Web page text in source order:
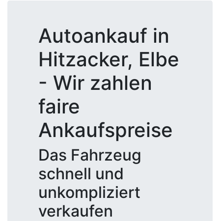
Autoankauf in
Hitzacker, Elbe
- Wir zahlen
faire
Ankaufspreise
Das Fahrzeug
schnell und
unkompliziert
verkaufen